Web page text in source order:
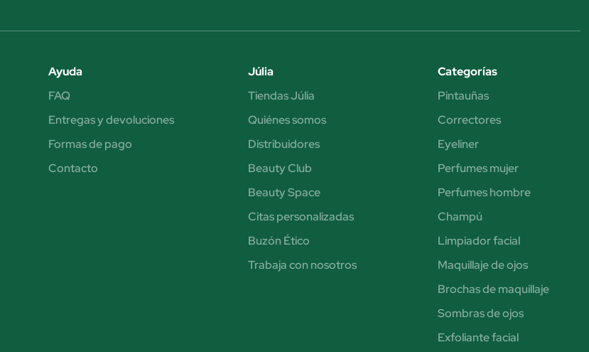
Ayuda
FAQ
Entregas y devoluciones
Formas de pago
Contacto
Júlia
Tiendas Júlia
Quiénes somos
Distribuidores
Beauty Club
Beauty Space
Citas personalizadas
Buzón Ético
Trabaja con nosotros
Categorías
Pintauñas
Correctores
Eyeliner
Perfumes mujer
Perfumes hombre
Champú
Limpiador facial
Maquillaje de ojos
Brochas de maquillaje
Sombras de ojos
Exfoliante facial